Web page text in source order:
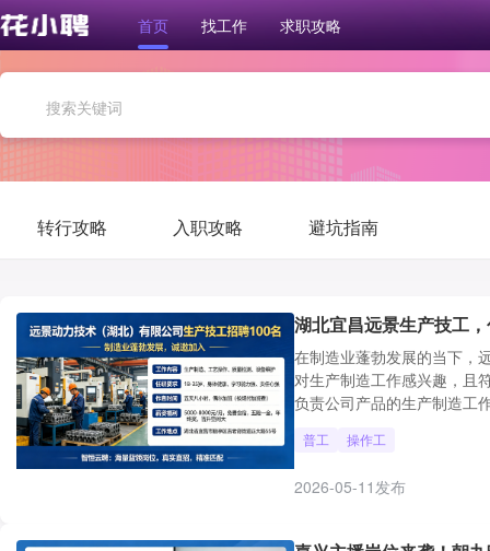
首页 找工作 求职攻略
转行攻略 入职攻略 避坑指南
湖北宜昌远景生产技工
在制造业蓬勃发展的当下，
对生产制造工作感兴趣，且
负责公司产品的生产制造工
普工 操作工
2026-05-11发布